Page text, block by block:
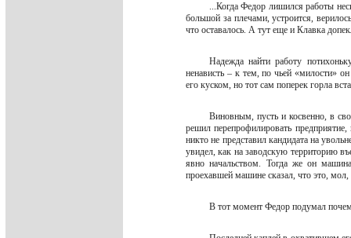
...Когда Федор лишился работы
большой за плечами, устроится,
что оставалось. А тут еще и Клавка
Надежда найти работу
ненависть – к тем, по чьей «милости»
его куском, но тот сам поперек горла
Виновным, пусть и косвенно, в
решил перепрофилировать
никто не представил кандидата на
увидел, как на заводскую территорию
явно начальством. Тогда же он
проехавшей машине сказал, что это,
В тот момент Федор подумал